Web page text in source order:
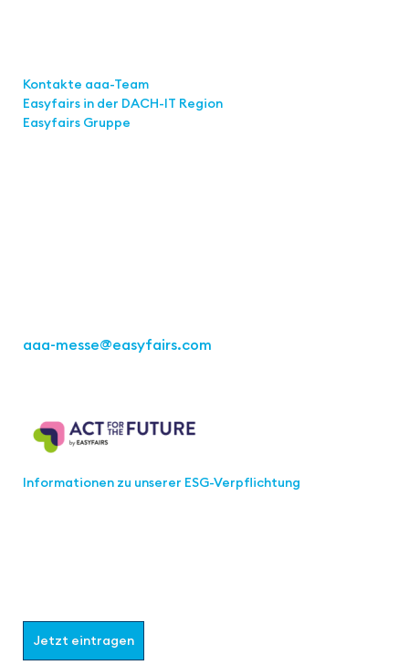
Kontakte aaa-Team
Easyfairs in der DACH-IT Region
Easyfairs Gruppe
aaa-messe@easyfairs.com
Informationen zu unserer ESG-Verpflichtung
Jetzt eintragen